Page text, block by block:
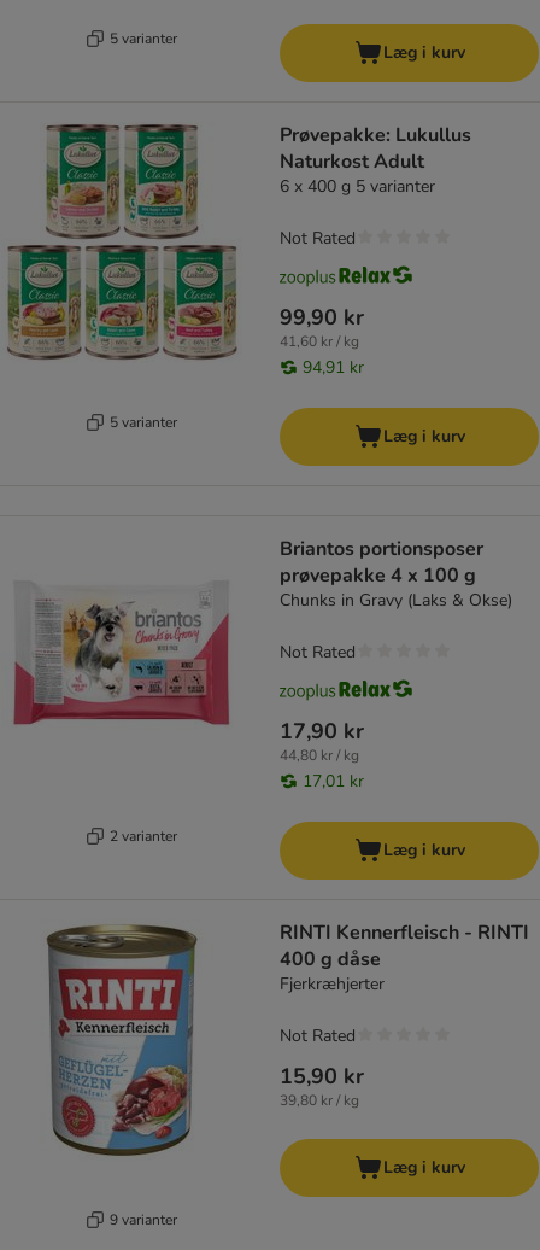
5 varianter
Læg i kurv
5 varianter
Prøvepakke: Lukullus
Naturkost Adult
6 x 400 g 5 varianter
99,90 kr
41,60 kr / kg
94,91 kr
Not Rated
Læg i kurv
2 varianter
Briantos portionsposer
prøvepakke 4 x 100 g
Chunks in Gravy (Laks & Okse)
17,90 kr
44,80 kr / kg
17,01 kr
Not Rated
Læg i kurv
9 varianter
RINTI Kennerfleisch - RINTI
400 g dåse
Fjerkræhjerter
15,90 kr
39,80 kr / kg
Not Rated
Læg i kurv